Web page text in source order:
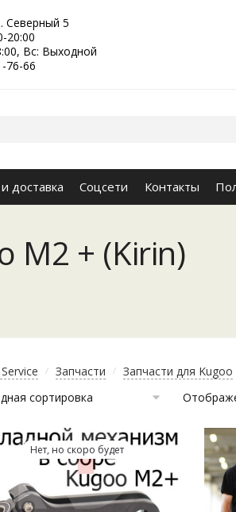
Северный 5
20:00
Вс: Выходной
76-66
доставка Соцсети Контакты
M2 + (Kirin)
/ Запчасти / Запчасти для Kugoo
Нет, но скоро будет